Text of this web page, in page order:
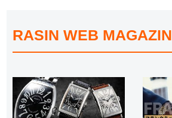
RASIN WEB MAGAZIN